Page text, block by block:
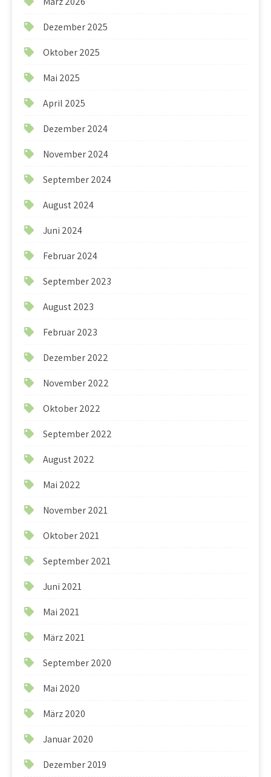
Dezember 2025
Oktober 2025
Mai 2025
April 2025
Dezember 2024
November 2024
September 2024
August 2024
Juni 2024
Februar 2024
September 2023
August 2023
Februar 2023
Dezember 2022
November 2022
Oktober 2022
September 2022
August 2022
Mai 2022
November 2021
Oktober 2021
September 2021
Juni 2021
Mai 2021
März 2021
September 2020
Mai 2020
März 2020
Januar 2020
Dezember 2019